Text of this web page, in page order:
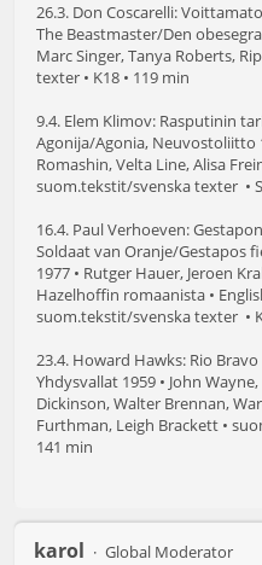
26.3. Don Coscarelli:
The Beastmaster/Den
Marc Singer, Tanya Roberts,
texter • K18 • 119 min
9.4. Elem Klimov: Rasputinin
Agonija/Agonia, Neuvostoliitto
Romashin, Velta Line, Alisa
suom.tekstit/svenska texter •
16.4. Paul Verhoeven:
Soldaat van Oranje/Gestapos
1977 • Rutger Hauer, Jeroen
Hazelhoffin romaanista •
suom.tekstit/svenska texter •
23.4. Howard Hawks: Rio Bravo
Yhdysvallat 1959 • John
Dickinson, Walter Brennan,
Furthman, Leigh Brackett •
141 min
karol Global Moderator